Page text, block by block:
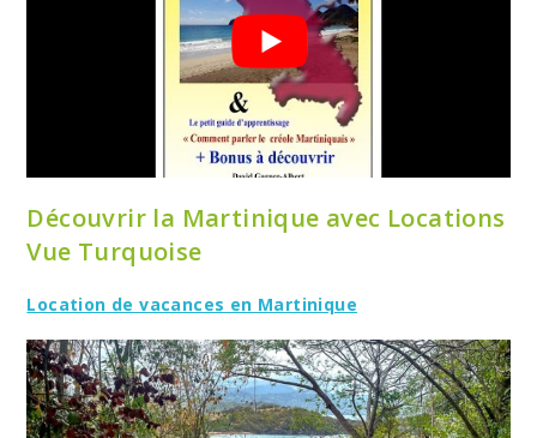
Découvrir la Martinique avec Locations
Vue Turquoise
Location de vacances en Martinique